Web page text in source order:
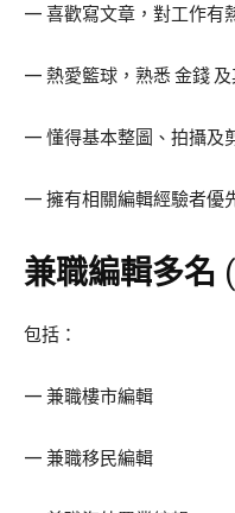
— 喜歡寫文章，對工作有
— 熱愛籃球，熟悉 金錢 及
— 懂得基本整圖、拍攝及
— 擁有相關編輯經驗者優
兼職編輯多名
包括：
— 兼職樓市編輯
— 兼職移民編輯